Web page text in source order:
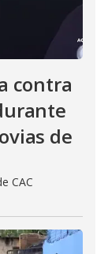
contra
de
CAC